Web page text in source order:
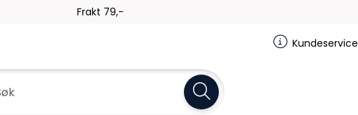
Frakt 79,-
Kundeservice